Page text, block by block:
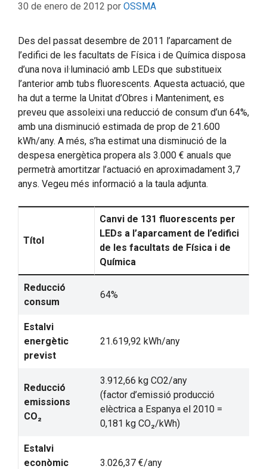
30 de enero de 2012 por OSSMA
Des del passat desembre de 2011 l’aparcament de
l’edifici de les facultats de Física i de Química disposa
d’una nova il·luminació amb LEDs que substitueix
l’anterior amb tubs fluorescents. Aquesta actuació, que
ha dut a terme la Unitat d’Obres i Manteniment, es
preveu que assoleixi una reducció de consum d’un 64%,
amb una disminució estimada de prop de 21.600
kWh/any. A més, s’ha estimat una disminució de la
despesa energètica propera als 3.000 € anuals que
permetrà amortitzar l’actuació en aproximadament 3,7
anys. Vegeu més informació a la taula adjunta.
Títol
Canvi de 131 fluorescents per
LEDs a l’aparcament de l’edifici
de les facultats de Física i de
Química
Reducció
consum
64%
Estalvi
energètic
previst
21.619,92 kWh/any
Reducció
emissions
CO₂
3.912,66 kg CO2/any
(factor d’emissió producció
elèctrica a Espanya el 2010 =
0,181 kg CO₂/kWh)
Estalvi
econòmic
3.026,37 €/any